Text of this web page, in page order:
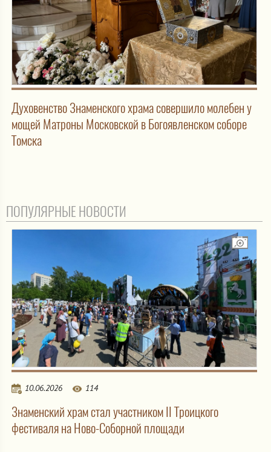
Духовенство Знаменского храма совершило молебен у
мощей Матроны Московской в Богоявленском соборе
Томска
ПОПУЛЯРНЫЕ НОВОСТИ
10.06.2026 114
Знаменский храм стал участником II Троицкого
фестиваля на Ново-Соборной площади